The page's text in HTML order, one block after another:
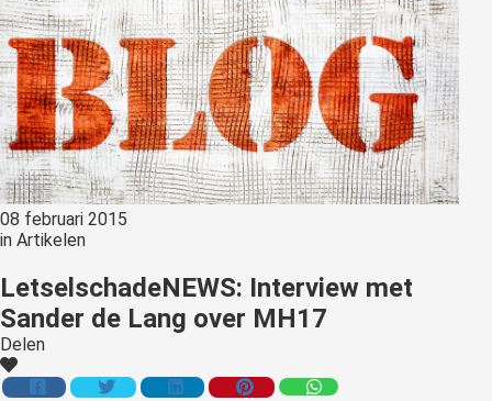
08 februari 2015
in Artikelen
LetselschadeNEWS: Interview met
Sander de Lang over MH17
Delen